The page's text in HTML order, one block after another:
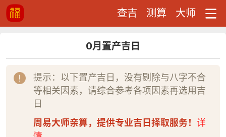
查吉 测算 大师
0月置产吉日
提示：以下置产吉日，没有剔除与八字不合
等相关因素，请综合参考各项因素再选用吉
日
周易大师亲算，提供专业吉日择取服务！ 详